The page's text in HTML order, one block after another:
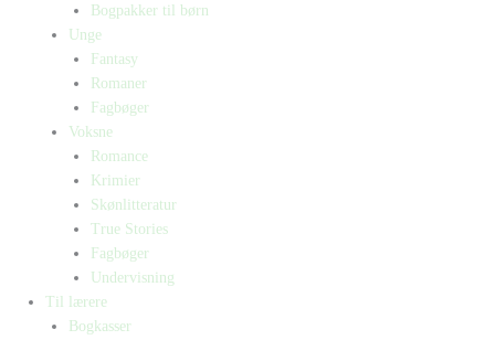
Bogpakker til børn
Unge
Fantasy
Romaner
Fagbøger
Voksne
Romance
Krimier
Skønlitteratur
True Stories
Fagbøger
Undervisning
Til lærere
Bogkasser